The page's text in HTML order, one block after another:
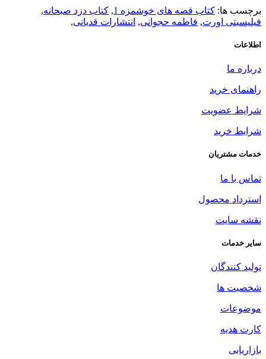
برچسب ها: کتاب قصه های خوشمزه 1 , کتاب دزد صبحانه,
فیلیسیتی اورت, فاطمه حجوانی, انتشارات قدیانی,
اطلاعات
درباره ما
راهنمای خرید
شرایط عضویت
شرایط خرید
خدمات مشتریان
تماس با ما
استرداد محصول
نقشه سایت
سایر خدمات
تولید کنندگان
شخصیت ها
موضوعات
کارت هدیه
بازاریابی